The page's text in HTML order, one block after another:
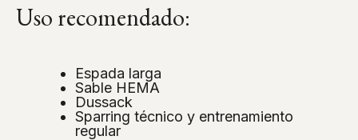
Uso recomendado:
Espada larga
Sable HEMA
Dussack
Sparring técnico y entrenamiento
regular